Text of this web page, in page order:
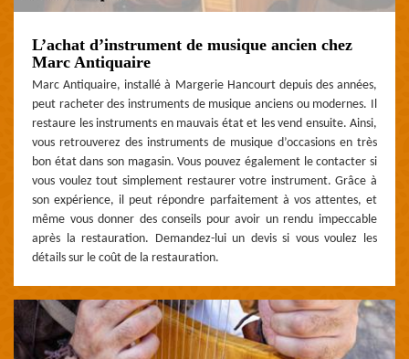
L’achat d’instrument de musique ancien chez
Marc Antiquaire
Marc Antiquaire, installé à Margerie Hancourt depuis des années,
peut racheter des instruments de musique anciens ou modernes. Il
restaure les instruments en mauvais état et les vend ensuite. Ainsi,
vous retrouverez des instruments de musique d’occasions en très
bon état dans son magasin. Vous pouvez également le contacter si
vous voulez tout simplement restaurer votre instrument. Grâce à
son expérience, il peut répondre parfaitement à vos attentes, et
même vous donner des conseils pour avoir un rendu impeccable
après la restauration. Demandez-lui un devis si vous voulez les
détails sur le coût de la restauration.